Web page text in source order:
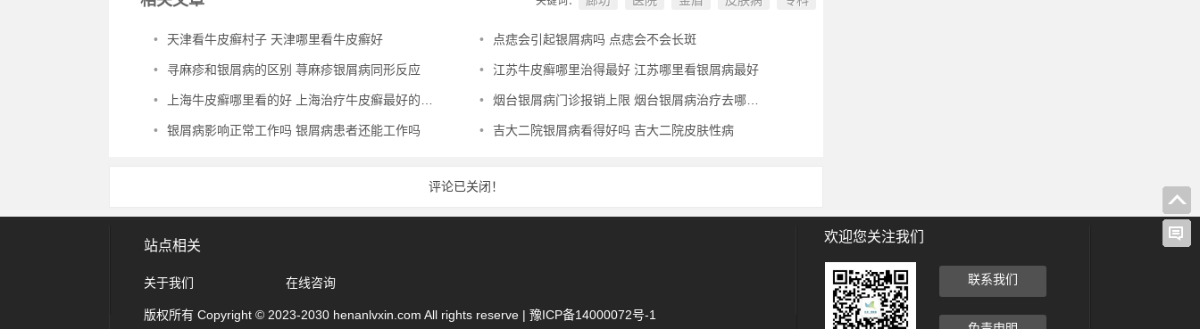
• 天津看牛皮癣村子 天津哪里看牛皮癣好 • 点痣会引起银屑病吗 点痣会不会长斑
• 寻麻疹和银屑病的区别 荨麻疹银屑病同形反应 • 江苏牛皮癣哪里治得最好 江苏哪里看银屑病最好
• 上海牛皮癣哪里看的好 上海治疗牛皮癣最好的地方 • 烟台银屑病门诊报销上限 烟台银屑病治疗去哪家好
• 银屑病影响正常工作吗 银屑病患者还能工作吗 • 吉大二院银屑病看得好吗 吉大二院皮肤性病
评论已关闭！
站点相关
关于我们 在线咨询
版权所有 Copyright © 2023-2030 henanlvxin.com All rights reserve | 豫ICP备14000072号-1
欢迎您关注我们
联系我们